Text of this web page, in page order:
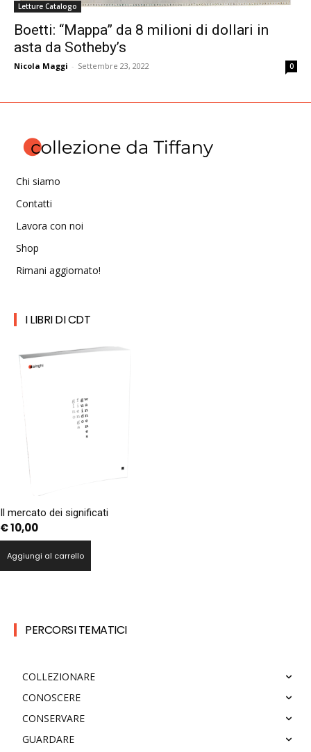
Letture Catalogo
Boetti: “Mappa” da 8 milioni di dollari in
asta da Sotheby’s
Nicola Maggi - Settembre 23, 2022 0
Chi siamo
Contatti
Lavora con noi
Shop
Rimani aggiornato!
I LIBRI DI CDT
Il mercato dei significati
€10,00
Aggiungi al carrello
PERCORSI TEMATICI
COLLEZIONARE
CONOSCERE
CONSERVARE
GUARDARE